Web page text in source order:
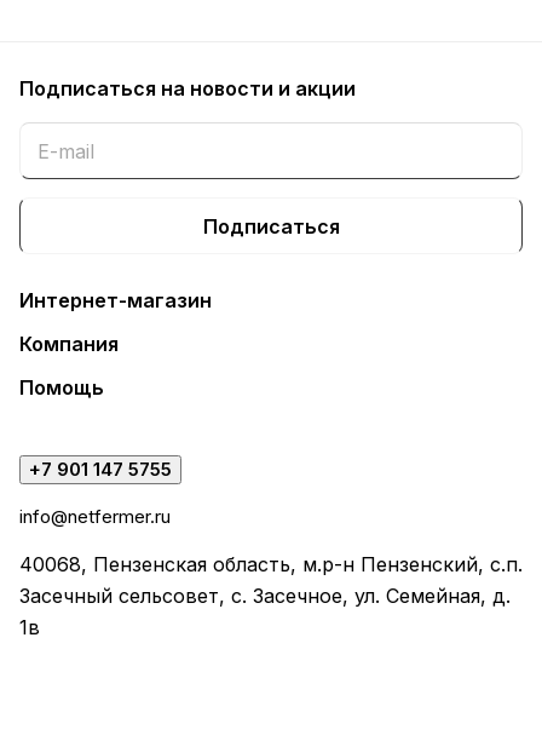
Подписаться на новости и акции
Подписаться
Интернет-магазин
Компания
Помощь
+7 901 147 5755
info@netfermer.ru
40068, Пензенская область, м.р-н Пензенский, с.п.
Засечный сельсовет, с. Засечное, ул. Семейная, д.
1в